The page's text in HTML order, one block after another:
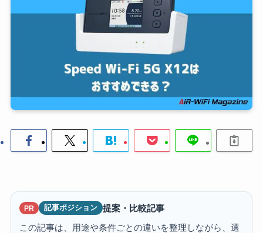
PR 記事ポジション 提案・比較記事
この記事は、用途や条件ごとの違いを整理しながら、選